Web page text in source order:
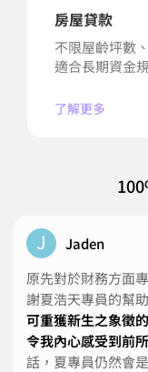
房屋貸款
不限屋齡坪數
適合長期資金
了解更多
J
Jaden
原先對於財務方面
謝夏浩天專員的幫助
可重獲新生之象徵
令我內心感受到前
話，夏專員仍然會